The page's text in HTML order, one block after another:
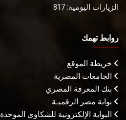
الزيارات اليومية: 817
روابط تهمك
خريطة الموقع
الجامعات المصرية
بنك المعرفة المصري
بوابة مصر الرقميـة
البوابة الإلكترونية للشكاوى الموحدة